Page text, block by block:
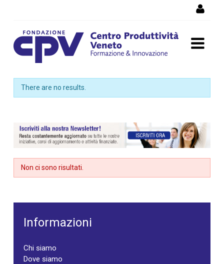
Dettaglio corso di
There are no results.
Non ci sono risultati.
Informazioni
Chi siamo
Dove siamo